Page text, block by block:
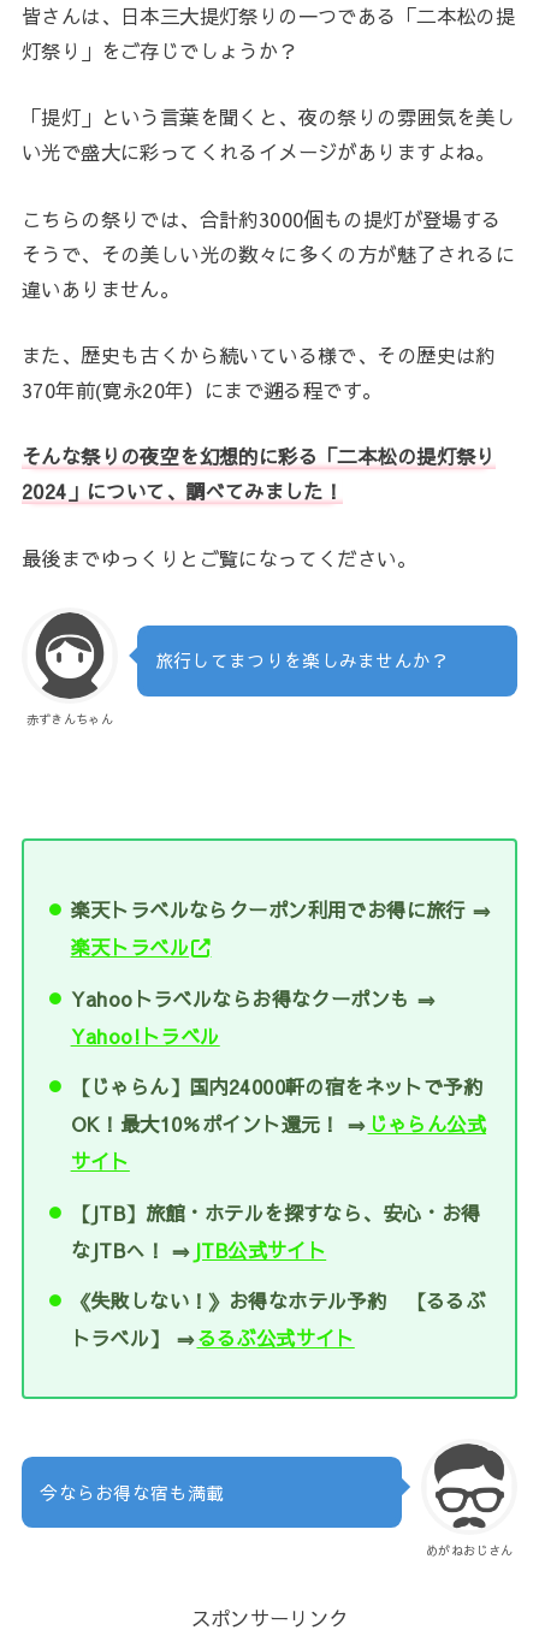
皆さんは、日本三大提灯祭りの一つである「二本松の提
灯祭り」をご存じでしょうか？
「提灯」という言葉を聞くと、夜の祭りの雰囲気を美し
い光で盛大に彩ってくれるイメージがありますよね。
こちらの祭りでは、合計約3000個もの提灯が登場する
そうで、その美しい光の数々に多くの方が魅了されるに
違いありません。
また、歴史も古くから続いている様で、その歴史は約
370年前(寛永20年）にまで遡る程です。
そんな祭りの夜空を幻想的に彩る「二本松の提灯祭り
2024」について、調べてみました！
最後までゆっくりとご覧になってください。
赤ずきんちゃん
旅行してまつりを楽しみませんか？
楽天トラベルならクーポン利用でお得に旅行 ⇒
楽天トラベル
Yahooトラベルならお得なクーポンも ⇒
Yahoo!トラベル
【じゃらん】国内24000軒の宿をネットで予約
OK！最大10％ポイント還元！ ⇒ じゃらん公式
サイト
【JTB】旅館・ホテルを探すなら、安心・お得
なJTBへ！ ⇒ JTB公式サイト
《失敗しない！》お得なホテル予約 【るるぶ
トラベル】 ⇒るるぶ公式サイト
めがねおじさん
今ならお得な宿も満載
スポンサーリンク